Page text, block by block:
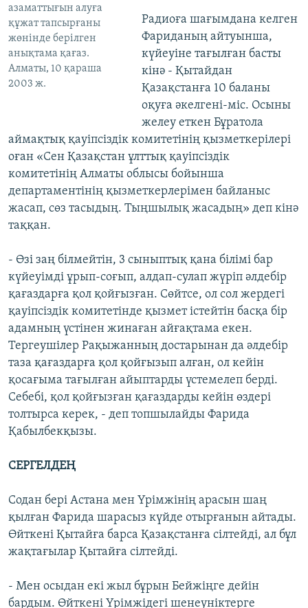
азаматтығын алуға
құжат тапсырғаны
жөнінде берілген
анықтама қағаз.
Алматы, 10 қараша
2003 ж.
Радиоға шағымдана келген
Фариданың айтуынша,
күйеуіне тағылған басты
кінә - Қытайдан
Қазақстанға 10 баланы
оқуға әкелгені-міс. Осыны
желеу еткен Бұратола
аймақтық қауіпсіздік комитетінің қызметкерілері
оған «Сен Қазақстан ұлттық қауіпсіздік
комитетінің Алматы облысы бойынша
департаментінің қызметкерлерімен байланыс
жасап, сөз тасыдың. Тыңшылық жасадың» деп кінә
таққан.
- Өзі заң білмейтін, 3 сыныптық қана білімі бар
күйеуімді ұрып-соғып, алдап-сулап жүріп әлдебір
қағаздарға қол қойғызған. Сөйтсе, ол сол жердегі
қауіпсіздік комитетінде қызмет істейтін басқа бір
адамның үстінен жинаған айғақтама екен.
Тергеушілер Рақыжанның достарынан да әлдебір
таза қағаздарға қол қойғызып алған, ол кейін
қосағыма тағылған айыптарды үстемелеп берді.
Себебі, қол қойғызған қағаздарды кейін өздері
толтырса керек, - деп топшылайды Фарида
Қабылбекқызы.
СЕРГЕЛДЕҢ
Содан бері Астана мен Үрімжінің арасын шаң
қылған Фарида шарасыз күйде отырғанын айтады.
Өйткені Қытайға барса Қазақстанға сілтейді, ал бұл
жақтағылар Қытайға сілтейді.
- Мен осыдан екі жыл бұрын Бейжіңге дейін
бардым. Өйткені Үрімжідегі шенеуніктерге